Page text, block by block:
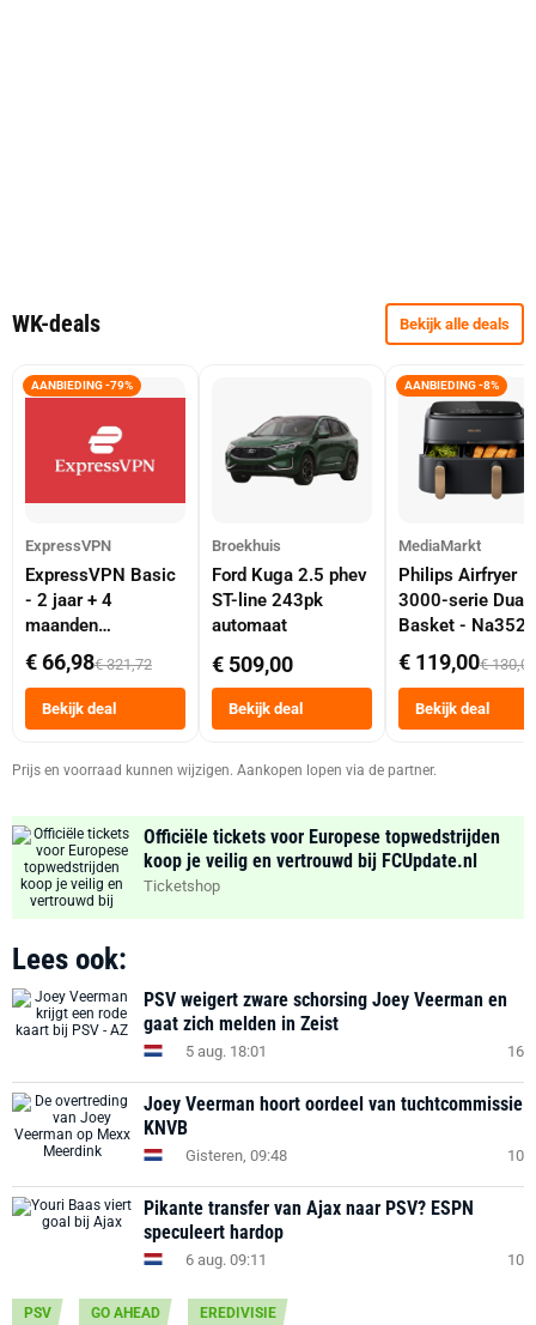
WK-deals Bekijk alle deals
AANBIEDING -79%
ExpressVPN
ExpressVPN Basic
- 2 jaar + 4
maanden
abonnement
€ 66,98€ 321,72
Bekijk deal
Broekhuis
Ford Kuga 2.5 phev
ST-line 243pk
automaat
€ 509,00
Bekijk deal
AANBIEDING -8%
MediaMarkt
Philips Airfryer
3000-serie Dual
Basket -
Dubbele Mand 9
Tot 6 Personen
Heteluchtfriteuse
Zwart
€ 119,00€ 130,00
Bekijk deal
Prijs en voorraad kunnen wijzigen. Aankopen lopen via de partner.
Officiële tickets voor Europese topwedstrijden
koop je veilig en vertrouwd bij FCUpdate.nl
Ticketshop
Lees ook:
PSV weigert zware schorsing Joey Veerman en
gaat zich melden in Zeist
5 aug. 18:01 16
Joey Veerman hoort oordeel van tuchtcommissie
KNVB
Gisteren, 09:48 10
Pikante transfer van Ajax naar PSV? ESPN
speculeert hardop
6 aug. 09:11 10
PSV GO AHEAD EREDIVISIE